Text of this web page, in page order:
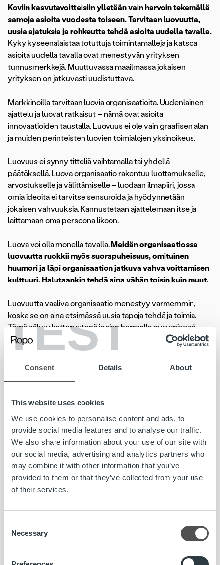
TEST
Consent Details About
This website uses cookies
We use cookies to personalise content and ads, to
provide social media features and to analyse our traffic.
We also share information about your use of our site with
our social media, advertising and analytics partners who
may combine it with other information that you’ve
provided to them or that they’ve collected from your use
of their services.
Selection
Necessary
Koviin kasvutavoitteisiin ylletään vain harvoin tekemällä
samoja asioita vuodesta toiseen. Tarvitaan luovuutta,
uusia ajatuksia ja rohkeutta tehdä asioita uudella tavalla.
Kyky kyseenalaistaa totuttuja toimintamalleja ja katsoa
asioita uudella tavalla ovat menestyvän yrityksen
tunnusmerkkejä. Muuttuvassa maailmassa jokaisen
yrityksen on jatkuvasti uudistuttava.
Markkinoilla tarvitaan luovia organisaatioita. Uudenlainen
ajattelu ja luovat ratkaisut – nämä ovat asioita
innovaatioiden taustalla. Luovuus ei ole vain graafisen alan
ja muiden perinteisten luovien toimialojen yksinoikeus.
Luovuus ei synny titteliä vaihtamalla tai yhdellä
päätöksellä. Luova organisaatio rakentuu luottamukselle,
arvostukselle ja välittämiselle – luodaan ilmapiiri, jossa
omia ideoita ei tarvitse sensuroida ja hyödynnetään
jokaisen vahvuuksia. Kannustetaan ajattelemaan itse ja
laittamaan oma persoona likoon.
Luova voi olla monella tavalla. Meidän organisaatiossa
luovuutta ruokkii myös suorapuheisuus, omituinen
huumori ja läpi organisaation jatkuva vahva voittamisen
kulttuuri. Halutaankin tehdä aina vähän toisin kuin muut.
Luovuutta vaaliva organisaatio menestyy varmemmin,
koska se on aina etsimässä uusia tapoja tehdä ja toimia.
Tämä näkyy ketteryytenä ja ajan hermolla pysymisenä.
Voisi myös sanoa, että luovassa organisaatiossa henkilöstö
viihtyy paremmin. Kun jokainen saa olla omanlaisensa ja
erilaisuutta arvostetaan, on helpompaa olla tyytyväinen.
ihminen. Hyvä fiilis on tärkeää;
työskentelevien ihmisten toimintaan.
Meidän organisaatiossa rakastetaan lukuja. Niiden pohjalta
luomme mittareita, asetamme tavoitteita ja arvioimme
toimintaamme. Yhtä lailla meillä rakastetaan omaleimaista
toimintaympäristöä ja yrityskulttuuria, joka on rakentunut
meidän näköiseksi juuri sen takia, että meillä on töissä
Parhaassa tapauksessa luovuus ja luvut tukevat toisiaan.
Ilman hyvin määritettyä mittaristoa toimintaa on vaikeaa